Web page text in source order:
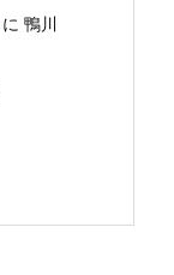
に 鴨川